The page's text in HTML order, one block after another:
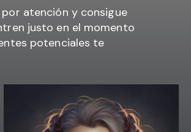
atención y consigue
justo en el momento
potenciales te